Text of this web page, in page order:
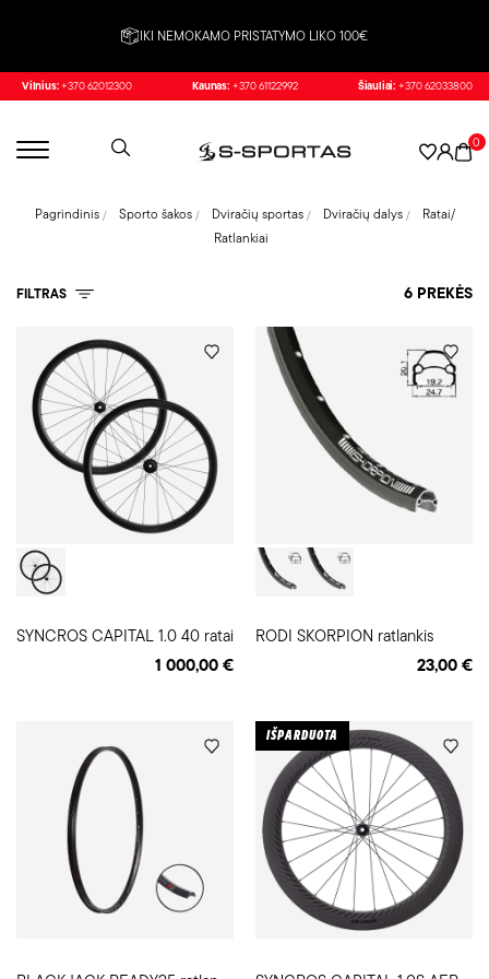
IKI NEMOKAMO PRISTATYMO LIKO 100€
Vilnius: +370 62012300 Kaunas: +370 61122992 Šiauliai: +370 62033800
0
FILTRAS
Pagrindinis Sporto šakos Dviračių sportas Dviračių dalys
Ratai/
Ratlankiai
6 PREKĖS
SYNCROS CAPITAL 1.0 40 ratai
1 000,00 €
RODI SKORPION ratlankis
23,00 €
IŠPARDUOTA